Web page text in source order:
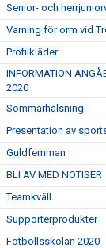
Senior- och
Varning för orm vid
Profilkläder
INFORMATION
2020
Sommarhälsning
Presentation av
Guldfemman
BLI AV MED NOTISER
Teamkväll
Supporterprodukter
Fotbollsskolan 2020